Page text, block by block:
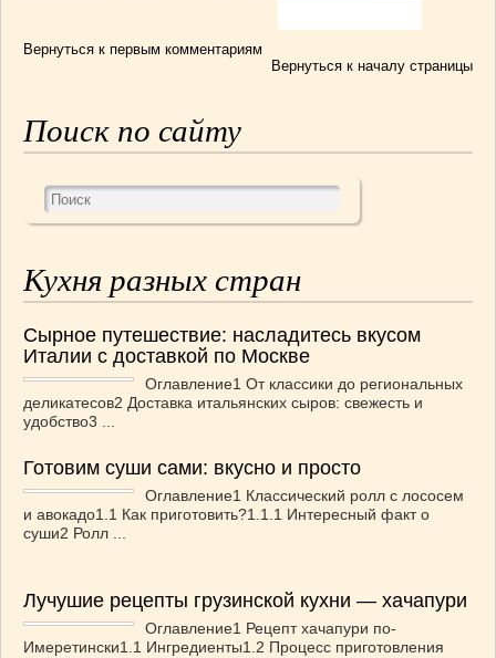
Вернуться к первым комментариям
Вернуться к началу страницы
Поиск по сайту
Кухня разных стран
Сырное путешествие: насладитесь вкусом
Италии с доставкой по Москве
Оглавление1 От классики до региональных
деликатесов2 Доставка итальянских сыров: свежесть и
удобство3 ...
Готовим суши сами: вкусно и просто
Оглавление1 Классический ролл с лососем
и авокадо1.1 Как приготовить?1.1.1 Интересный факт о
суши2 Ролл ...
Лучушие рецепты грузинской кухни — хачапури
Оглавление1 Рецепт хачапури по-
Имеретински1.1 Ингредиенты1.2 Процесс приготовления